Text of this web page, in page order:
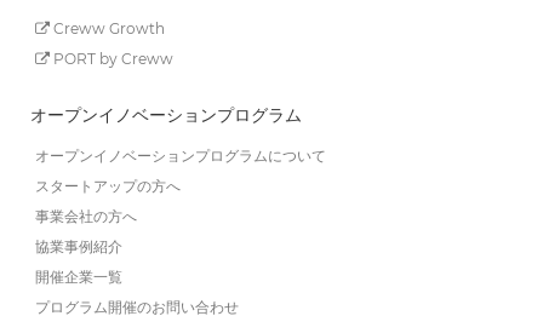
Creww Growth
PORT by Creww
オープンイノベーションプログラム
オープンイノベーションプログラムについて
スタートアップの方へ
事業会社の方へ
協業事例紹介
開催企業一覧
プログラム開催のお問い合わせ